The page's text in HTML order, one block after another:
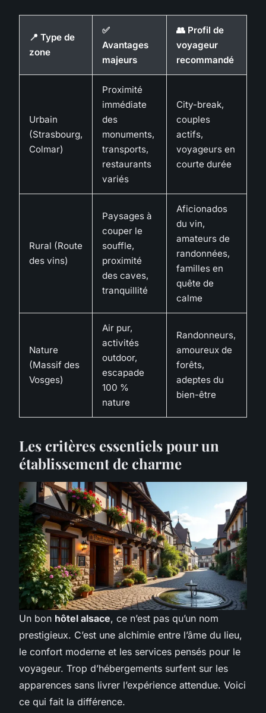
📍 Type de
zone
✅
Avantages
majeurs
👥 Profil de
voyageur
recommandé
Urbain
(Strasbourg,
Colmar)
Proximité
immédiate
des
monuments,
transports,
restaurants
variés
City-break,
couples
actifs,
voyageurs en
courte durée
Rural (Route
des vins)
Paysages à
couper le
souffle,
proximité
des caves,
tranquillité
Aficionados
du vin,
amateurs de
randonnées,
familles en
quête de
calme
Nature
(Massif des
Vosges)
Air pur,
activités
outdoor,
escapade
100 %
nature
Randonneurs,
amoureux de
forêts,
adeptes du
bien-être
Les critères essentiels pour un
établissement de charme
Un bon hôtel alsace, ce n’est pas qu’un nom
prestigieux. C’est une alchimie entre l’âme du lieu,
le confort moderne et les services pensés pour le
voyageur. Trop d’hébergements surfent sur les
apparences sans livrer l’expérience attendue. Voici
ce qui fait la différence.